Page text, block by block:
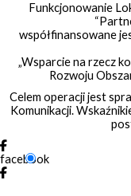
Funkcjonowanie
współfinansowane
„Wsparcie na rzecz
Rozwoju
Celem operacji jest
Komunikacji.
facebook